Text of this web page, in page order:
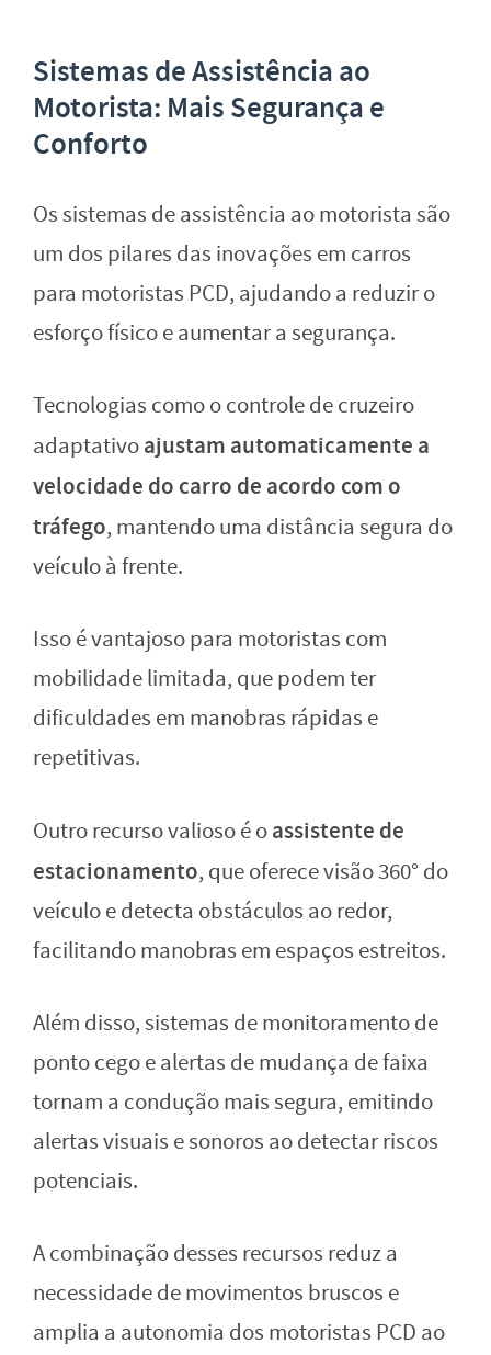
Sistemas de Assistência ao
Motorista: Mais Segurança e
Conforto
Os sistemas de assistência ao motorista são
um dos pilares das inovações em carros
para motoristas PCD, ajudando a reduzir o
esforço físico e aumentar a segurança.
Tecnologias como o controle de cruzeiro
adaptativoajustam automaticamente a
velocidade do carro de acordo com o
tráfego, mantendo uma distância segura do
veículo à frente.
Isso é vantajoso para motoristas com
mobilidade limitada, que podem ter
dificuldades em manobras rápidas e
repetitivas.
Outro recurso valioso é oassistente de
estacionamento, que oferece visão 360° do
veículo e detecta obstáculos ao redor,
facilitando manobras em espaços estreitos.
Além disso, sistemas de monitoramento de
ponto cego e alertas de mudança de faixa
tornam a condução mais segura, emitindo
alertas visuais e sonoros ao detectar riscos
potenciais.
A combinação desses recursos reduz a
necessidade de movimentos bruscos e
amplia a autonomia dos motoristas PCD ao